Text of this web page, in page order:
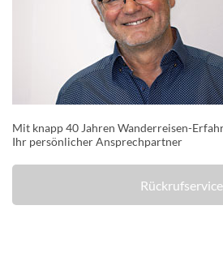
Mit knapp 40 Jahren Wanderreisen-
Ihr persönlicher Ansprechpartner
Rückrufservice